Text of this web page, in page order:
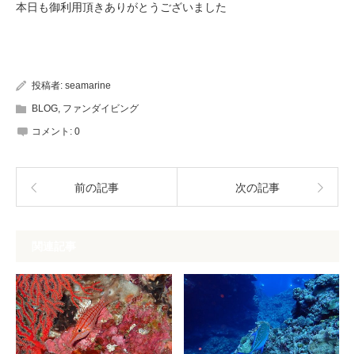
本日も御利用頂きありがとうございました
投稿者: seamarine
BLOG, ファンダイビング
コメント: 0
前の記事 次の記事